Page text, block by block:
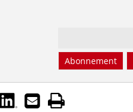
Abonnement